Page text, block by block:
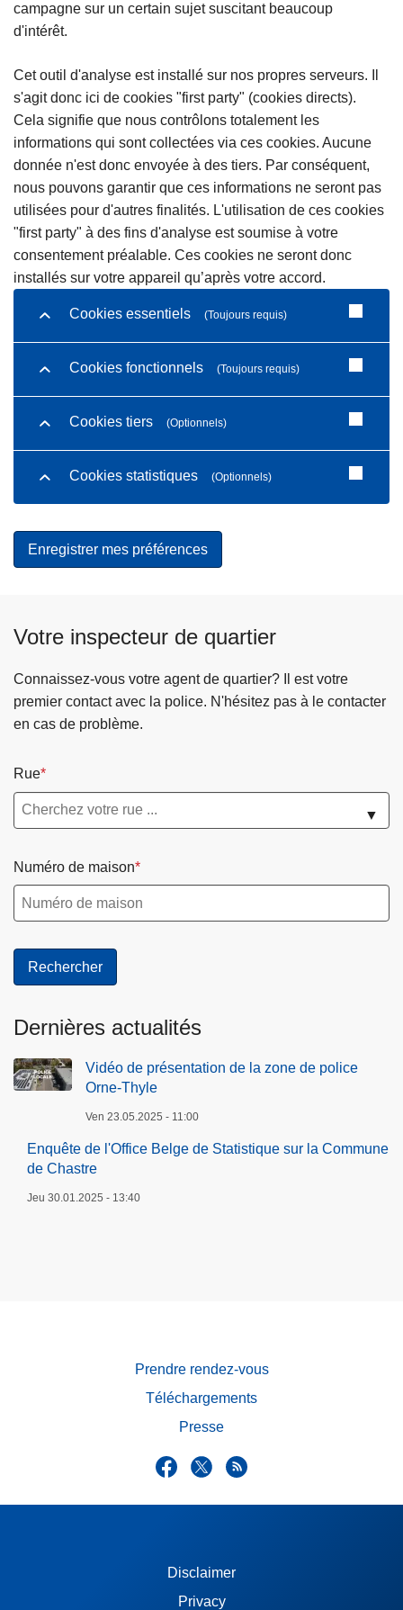
campagne sur un certain sujet suscitant beaucoup
d'intérêt.
Cet outil d'analyse est installé sur nos propres serveurs. Il
s'agit donc ici de cookies "first party" (cookies directs).
Cela signifie que nous contrôlons totalement les
informations qui sont collectées via ces cookies. Aucune
donnée n'est donc envoyée à des tiers. Par conséquent,
nous pouvons garantir que ces informations ne seront pas
utilisées pour d'autres finalités. L'utilisation de ces cookies
"first party" à des fins d'analyse est soumise à votre
consentement préalable. Ces cookies ne seront donc
installés sur votre appareil qu’après votre accord.
Cookies essentiels (Toujours requis)
Cookies fonctionnels (Toujours requis)
Cookies tiers (Optionnels)
Cookies statistiques (Optionnels)
Votre inspecteur de quartier
Connaissez-vous votre agent de quartier? Il est votre
premier contact avec la police. N'hésitez pas à le contacter
en cas de problème.
Rue
▼
Numéro de maison
Dernières actualités
Vidéo de présentation de la zone de police
Orne-Thyle
Ven 23.05.2025 - 11:00
Enquête de l'Office Belge de Statistique sur la Commune
de Chastre
Jeu 30.01.2025 - 13:40
Prendre rendez-vous
Téléchargements
Presse
Disclaimer
Privacy